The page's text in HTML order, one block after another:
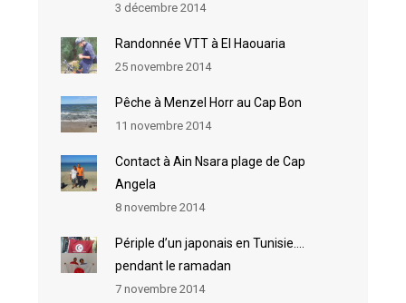
3 décembre 2014
Randonnée VTT à El Haouaria
25 novembre 2014
Pêche à Menzel Horr au Cap Bon
11 novembre 2014
Contact à Ain Nsara plage de Cap
Angela
8 novembre 2014
Périple d’un japonais en Tunisie….
pendant le ramadan
7 novembre 2014